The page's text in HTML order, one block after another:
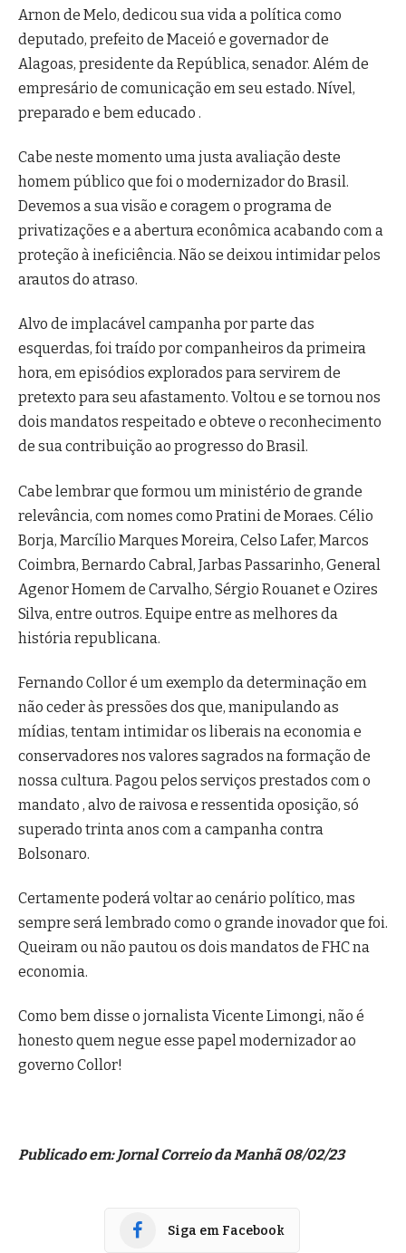
Arnon de Melo, dedicou sua vida a política como
deputado, prefeito de Maceió e governador de
Alagoas, presidente da República, senador. Além de
empresário de comunicação em seu estado. Nível,
preparado e bem educado .
Cabe neste momento uma justa avaliação deste
homem público que foi o modernizador do Brasil.
Devemos a sua visão e coragem o programa de
privatizações e a abertura econômica acabando com a
proteção à ineficiência. Não se deixou intimidar pelos
arautos do atraso.
Alvo de implacável campanha por parte das
esquerdas, foi traído por companheiros da primeira
hora, em episódios explorados para servirem de
pretexto para seu afastamento. Voltou e se tornou nos
dois mandatos respeitado e obteve o reconhecimento
de sua contribuição ao progresso do Brasil.
Cabe lembrar que formou um ministério de grande
relevância, com nomes como Pratini de Moraes. Célio
Borja, Marcílio Marques Moreira, Celso Lafer, Marcos
Coimbra, Bernardo Cabral, Jarbas Passarinho, General
Agenor Homem de Carvalho, Sérgio Rouanet e Ozires
Silva, entre outros. Equipe entre as melhores da
história republicana.
Fernando Collor é um exemplo da determinação em
não ceder às pressões dos que, manipulando as
mídias, tentam intimidar os liberais na economia e
conservadores nos valores sagrados na formação de
nossa cultura. Pagou pelos serviços prestados com o
mandato , alvo de raivosa e ressentida oposição, só
superado trinta anos com a campanha contra
Bolsonaro.
Certamente poderá voltar ao cenário político, mas
sempre será lembrado como o grande inovador que foi.
Queiram ou não pautou os dois mandatos de FHC na
economia.
Como bem disse o jornalista Vicente Limongi, não é
honesto quem negue esse papel modernizador ao
governo Collor!
Publicado em: Jornal Correio da Manhã 08/02/23
Siga em Facebook